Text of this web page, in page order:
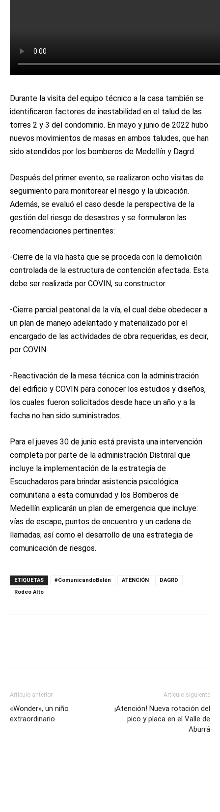
Durante la visita del equipo técnico a la casa también se
identificaron factores de inestabilidad en el talud de las
torres 2 y 3 del condominio. En mayo y junio de 2022 hubo
nuevos movimientos de masas en ambos taludes, que han
sido atendidos por los bomberos de Medellín y Dagrd.
Después del primer evento, se realizaron ocho visitas de
seguimiento para monitorear el riesgo y la ubicación.
Además, se evaluó el caso desde la perspectiva de la
gestión del riesgo de desastres y se formularon las
recomendaciones pertinentes:
-Cierre de la vía hasta que se proceda con la demolición
controlada de la estructura de contención afectada. Esta
debe ser realizada por COVIN, su constructor.
-Cierre parcial peatonal de la vía, el cual debe obedecer a
un plan de manejo adelantado y materializado por el
encargado de las actividades de obra requeridas, es decir,
por COVIN.
-Reactivación de la mesa técnica con la administración
del edificio y COVIN para conocer los estudios y diseños,
los cuales fueron solicitados desde hace un año y a la
fecha no han sido suministrados.
Para el jueves 30 de junio está prevista una intervención
completa por parte de la administración Distriral que
incluye la implementación de la estrategia de
Escuchaderos para brindar asistencia psicológica
comunitaria a esta comunidad y los Bomberos de
Medellín explicarán un plan de emergencia que incluye:
vías de escape, puntos de encuentro y un cadena de
llamadas; así como el desarrollo de una estrategia de
comunicación de riesgos.
ETIQUETAS #ComunicandoBelén ATENCIÓN
DAGRD
Rodeo Alto
Artículo anterior
«Wonder», un niño
extraordinario
Artículo siguiente
¡Atención! Nueva rotación del
pico y placa en el Valle de
Aburrá